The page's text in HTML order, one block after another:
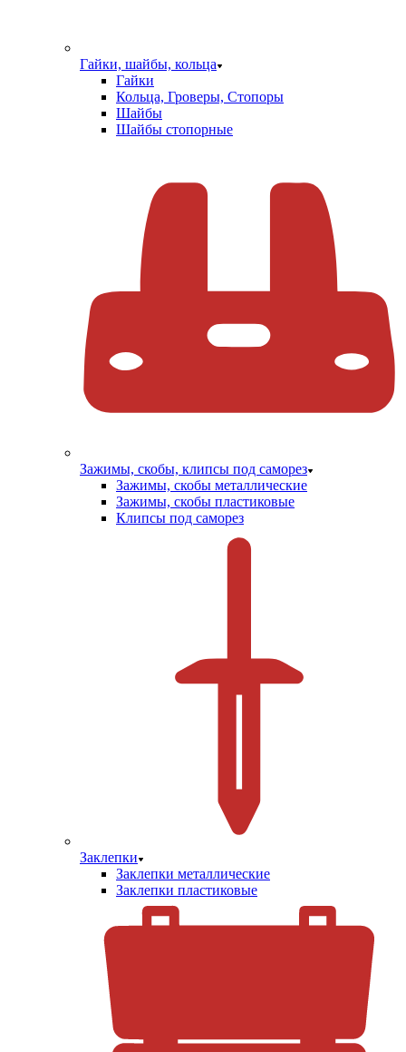
Гайки, шайбы, кольца
Гайки
Кольца, Гроверы, Стопоры
Шайбы
Шайбы стопорные
Зажимы, скобы, клипсы под саморез
Зажимы, скобы металлические
Зажимы, скобы пластиковые
Клипсы под саморез
Заклепки
Заклепки металлические
Заклепки пластиковые